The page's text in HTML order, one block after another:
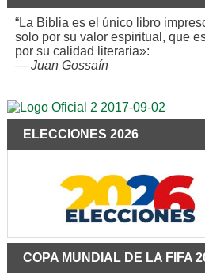
“La Biblia es el único libro
solo por su valor espiritual, que
por su calidad literaria»:
— Juan Gossaín
ELECCIONES 2026
COPA MUNDIAL DE LA FIFA